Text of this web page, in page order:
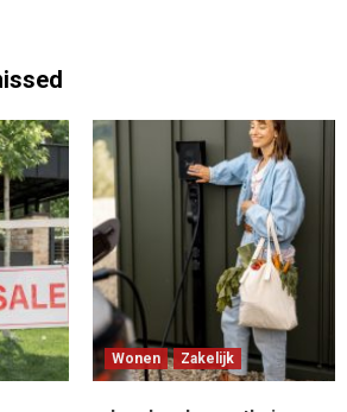
Wonen Zakelijk